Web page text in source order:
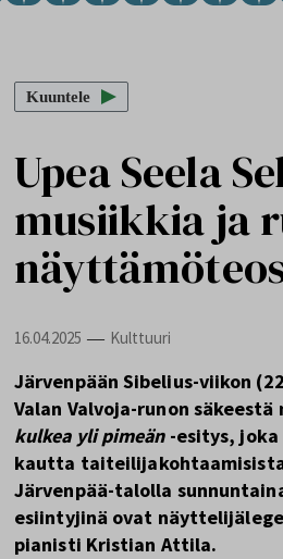
Kuuntele
Upea Seela
musiikkia ja
16.04.2025 — Kulttuuri
Järvenpään Sibelius-viikon
Valan Valvoja-runon säkeestä
kulkea yli pimeän-esitys, joka
kautta
Järvenpää-talolla
esiintyjinä ovat
pianisti Kristian Attila.